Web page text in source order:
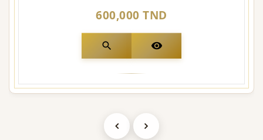
600,000 TND
search visibility